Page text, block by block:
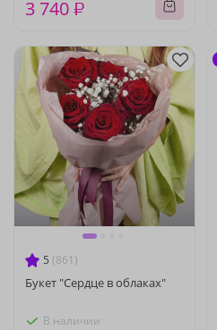
3 740 ₽
5 (861)
Букет "Сердце в облаках"
В наличии